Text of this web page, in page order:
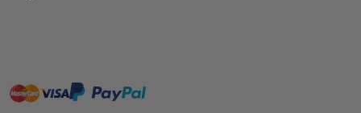
mastervisa paypal